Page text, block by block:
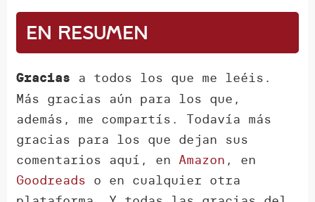
En resumen
Gracias a todos los que me leéis.
Más gracias aún para los que,
además, me compartís. Todavía más
gracias para los que dejan sus
comentarios aquí, enAmazon , en
Goodreads o en cualquier otra